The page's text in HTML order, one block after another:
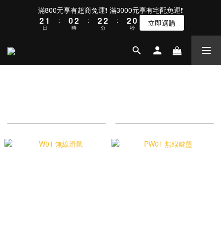
滿800元享有超商免運❗ 滿3000元享有宅配免運❗
3
2
1
2
1
0
日
:
1
0
3
2
1
時
:
3
2
1
3
2
1
分
:
3
2
1
1
0
秒 立即選購